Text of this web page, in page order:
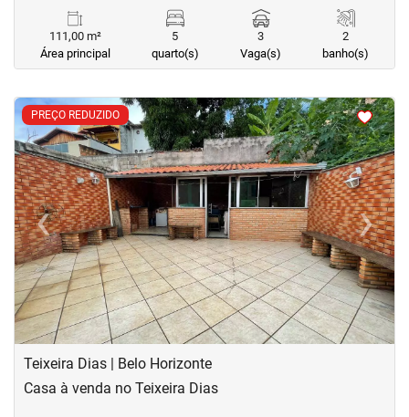
111,00 m²
Área principal
5
quarto(s)
3
Vaga(s)
2
banho(s)
PREÇO REDUZIDO
< <<<
‹Previous ›Next
Teixeira Dias | Belo Horizonte
Casa à venda no Teixeira Dias